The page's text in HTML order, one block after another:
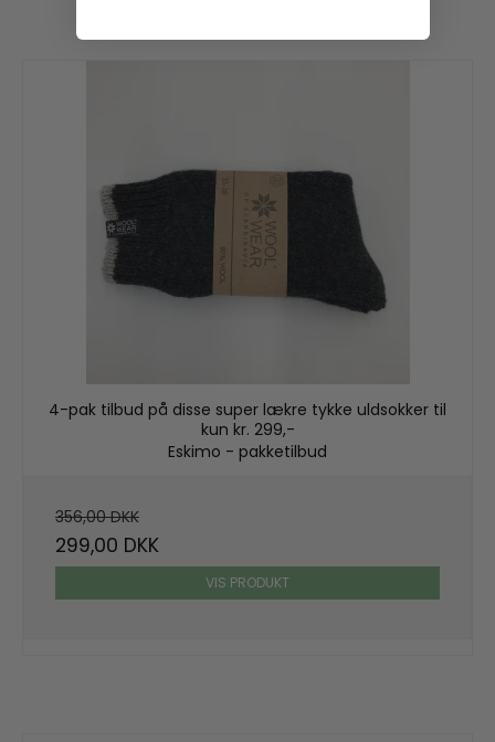
4-pak tilbud på disse super lækre tykke uldsokker til
kun kr. 299,-
Eskimo - pakketilbud
356,00 DKK
299,00 DKK
VIS PRODUKT